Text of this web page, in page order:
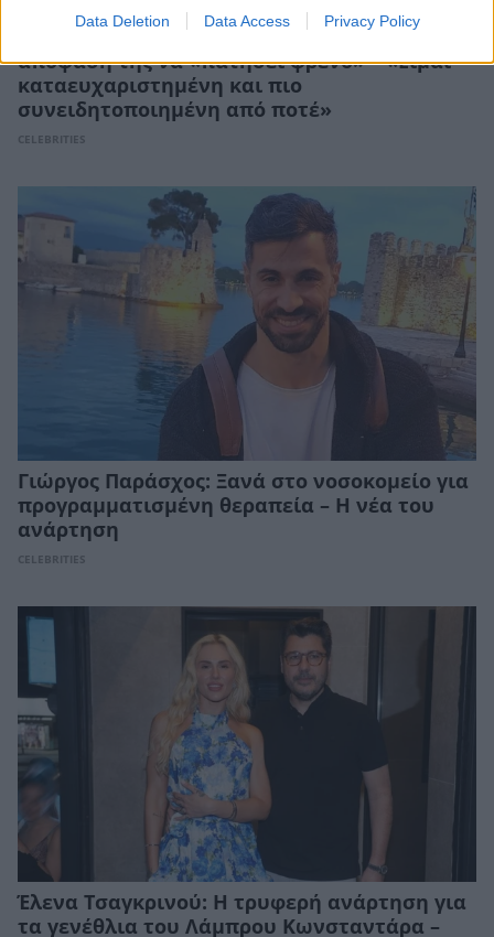
Data Deletion Data Access Privacy Policy
Μαρία Κορινθίου: Η εξομολόγηση για την
απόφασή της να «πατήσει φρένο» – «Είμαι
καταευχαριστημένη και πιο
συνειδητοποιημένη από ποτέ»
CELEBRITIES
Γιώργος Παράσχος: Ξανά στο νοσοκομείο για
προγραμματισμένη θεραπεία – Η νέα του
ανάρτηση
CELEBRITIES
Έλενα Τσαγκρινού: Η τρυφερή ανάρτηση για
τα γενέθλια του Λάμπρου Κωνσταντάρα –